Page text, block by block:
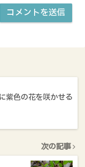
紫色の花を咲かせる
次の記事